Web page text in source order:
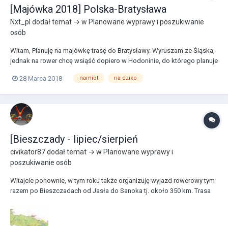
[Majówka 2018] Polska-Bratysława
Nxt_pl dodał temat → w Planowane wyprawy i poszukiwanie
osób
Witam, Planuję na majówkę trasę do Bratysławy. Wyruszam ze Śląska,
jednak na rower chcę wsiąść dopiero w Hodoninie, do którego planuje
rowerem. Noclegi na dziko w namiocie, kuchenki gazowe, dystans
28 Marca 2018 namiot na dziko
[Bieszczady - lipiec/sierpień
civikator87dodał temat → w Planowane wyprawy i
poszukiwanie osób
Witajcie ponownie, w tym roku także organizuję wyjazd rowerowy tym
razem po Bieszczadach od Jasła do Sanoka tj. około 350 km. Trasa
tak ustawiona aby jak najmniej jechać głównymi drogami a jak
najwięcej szutrem, utwardzonymi jak...